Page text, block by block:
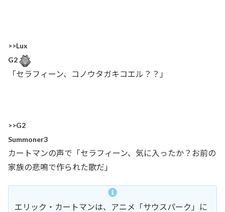
>>Lux
G2
「セラフィーン、コノウタガキコエル？？」
>>G2
Summoner3
カートマンの声で「セラフィーン、気に入ったか？お前の
家族の悲鳴で作られた歌だ」
エリック・カートマンは、アニメ「サウスパーク」に